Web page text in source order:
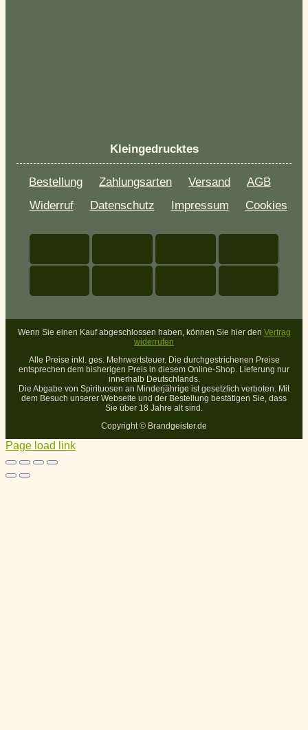
Kleingedrucktes
Bestellung Zahlungsarten Versand
AGB
Widerruf
Datenschutz Impressum Cookies
Wenn Sie einen Kauf abgeschlossen haben, können Sie hier den Vertrag
widerrufen
Alle Preise inkl. ges. Mehrwertsteuer. Die durchgestrichenen Preise
entsprechen dem bisherigen Preis in diesem Online-Shop. Lieferung nur
innerhalb Deutschlands.
Die Abgabe von Spirituosen an Minderjährige ist gesetzlich verboten. Mit
dem Besuch unserer Webseite und der Bestellung bestätigen Sie, dass
Sie über 18 Jahre alt sind.
Copyright © Brandgeister.de
Page load link